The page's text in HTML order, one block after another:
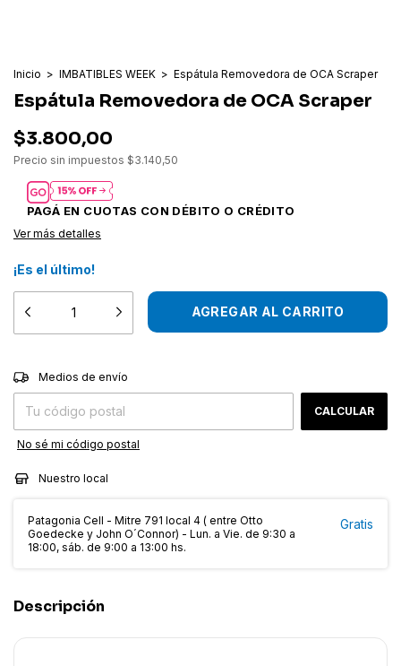
Inicio > IMBATIBLES WEEK > Espátula Removedora de OCA Scraper
Espátula Removedora de OCA Scraper
$3.800,00
Precio sin impuestos $3.140,50
Ver más detalles
¡Es el último!
Entregas para el CP:
Medios de envío
CALCULAR
No sé mi código postal
Nuestro local
Patagonia Cell - Mitre 791 local 4 ( entre Otto
Goedecke y John O´Connor) - Lun. a Vie. de 9:30 a
18:00, sáb. de 9:00 a 13:00 hs.
Gratis
Descripción